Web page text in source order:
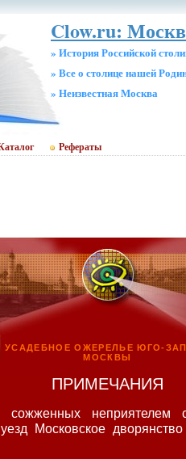
Clow.ru:
» История Российской
» Все о столице нашей
» Неизвестная Москва
Рефераты
УСАДЕБНОЕ ОЖЕРЕЛЬЕ ЮГО-
МОСКВЫ
ПРИМЕЧАНИЯ
сожженных неприятелем
Московское